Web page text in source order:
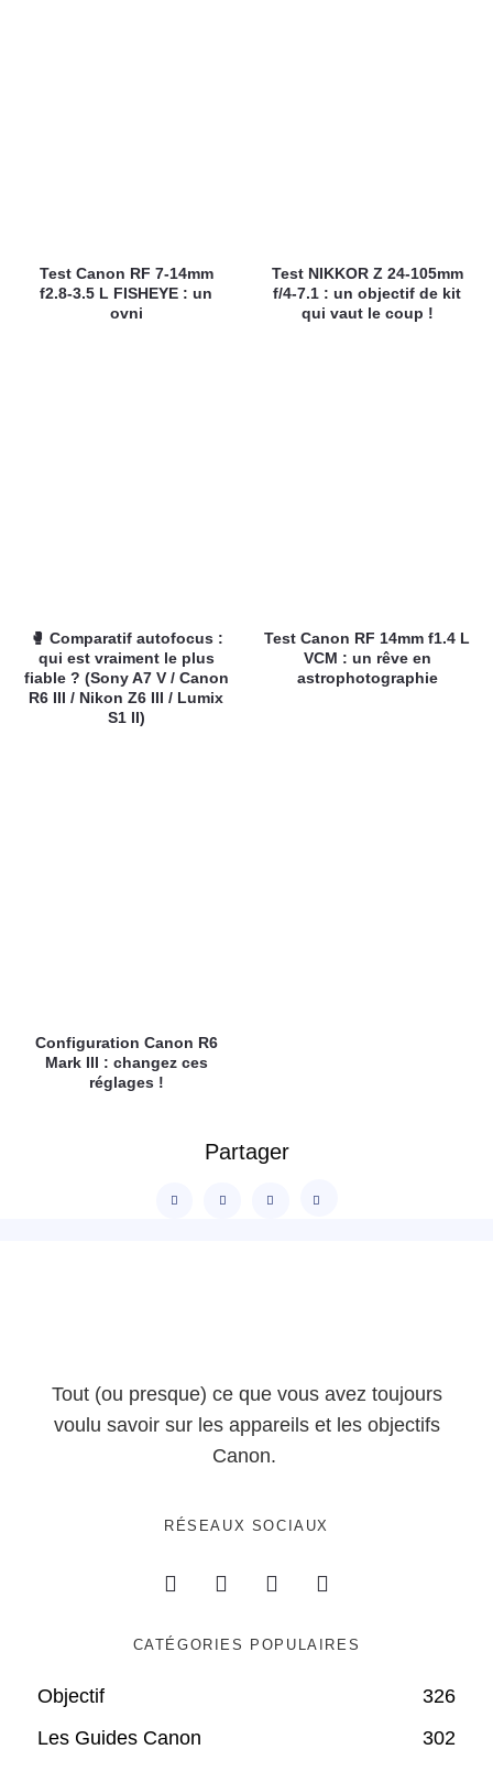
Test Canon RF 7-14mm
f2.8-3.5 L FISHEYE : un
ovni
Test NIKKOR Z 24-105mm
f/4-7.1 : un objectif de kit
qui vaut le coup !
🥊 Comparatif autofocus :
qui est vraiment le plus
fiable ? (Sony A7 V / Canon
R6 III / Nikon Z6 III / Lumix
S1 II)
Test Canon RF 14mm f1.4 L
VCM : un rêve en
astrophotographie
Configuration Canon R6
Mark III : changez ces
réglages !
Partager
Tout (ou presque) ce que vous avez toujours
voulu savoir sur les appareils et les objectifs
Canon.
RÉSEAUX SOCIAUX
CATÉGORIES POPULAIRES
Objectif
326
Les Guides Canon
302